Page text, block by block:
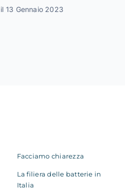
13 Gennaio 2023
Facciamo chiarezza
La filiera delle batterie in
Italia